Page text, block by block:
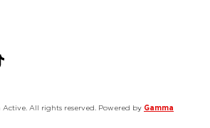
All rights reserved. Powered by Gamma